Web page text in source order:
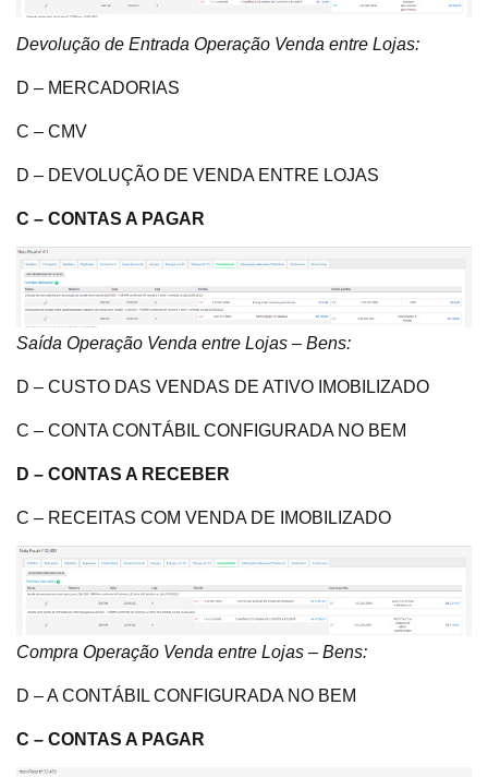
Devolução de Entrada Operação Venda entre Lojas:
D – MERCADORIAS
C – CMV
D – DEVOLUÇÃO DE VENDA ENTRE LOJAS
C – CONTAS A PAGAR
Saída Operação Venda entre Lojas – Bens:
D – CUSTO DAS VENDAS DE ATIVO IMOBILIZADO
C – CONTA CONTÁBIL CONFIGURADA NO BEM
D – CONTAS A RECEBER
C – RECEITAS COM VENDA DE IMOBILIZADO
Compra Operação Venda entre Lojas – Bens:
D – A CONTÁBIL CONFIGURADA NO BEM
C – CONTAS A PAGAR